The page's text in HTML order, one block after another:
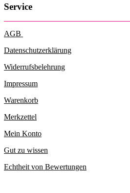
Service
AGB
Datenschutzerklärung
Widerrufsbelehrung
Impressum
Warenkorb
Merkzettel
Mein Konto
Gut zu wissen
Echtheit von Bewertungen